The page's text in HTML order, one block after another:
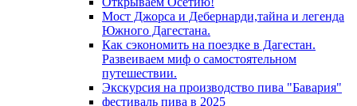
Мост Джорса и Дебернарди,тайна и легенда
Южного Дагестана.
Как сэкономить на поездке в Дагестан.
Развеиваем миф о самостоятельном
путешествии.
Экскурсия на производство пива "Бавария"
фестиваль пива в 2025